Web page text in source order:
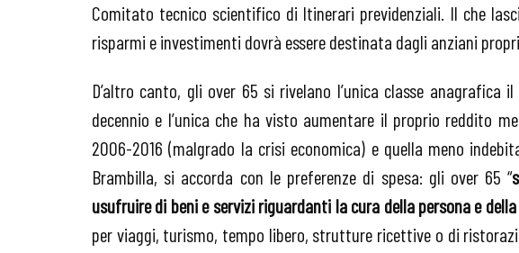
Comitato tecnico scientifico di Itinerari previdenziali. Il che
risparmi e investimenti dovrà essere destinata dagli anziani
D’altro canto, gli over 65 si rivelano l’unica classe
decennio e l’unica che ha visto aumentare il proprio reddito
2006-2016 (malgrado la crisi economica) e quella meno
Brambilla, si accorda con le preferenze di spesa: gli over 65 “
usufruire di beni e servizi riguardanti la cura della persona e
per viaggi, turismo, tempo libero, strutture ricettive o di